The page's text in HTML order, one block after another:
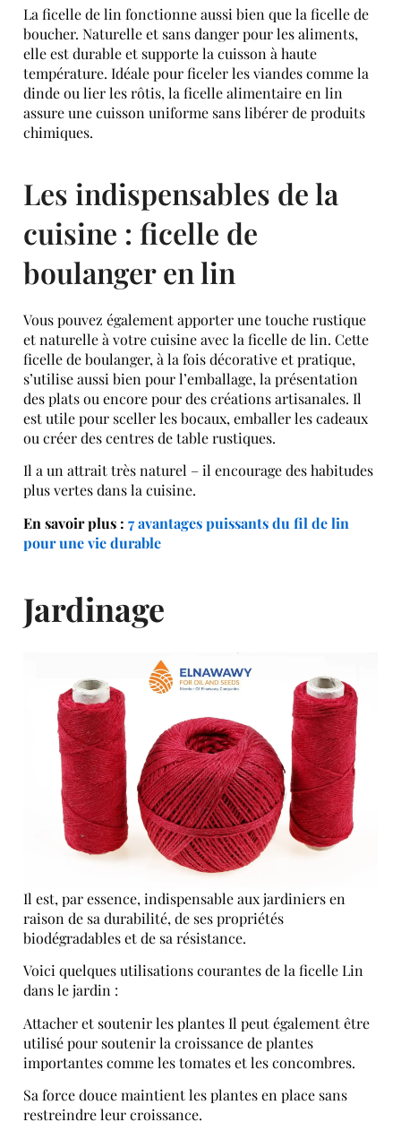
La ficelle de lin fonctionne aussi bien que la ficelle de
boucher. Naturelle et sans danger pour les aliments,
elle est durable et supporte la cuisson à haute
température. Idéale pour ficeler les viandes comme la
dinde ou lier les rôtis, la ficelle alimentaire en lin
assure une cuisson uniforme sans libérer de produits
chimiques.
Les indispensables de la
cuisine : ficelle de
boulanger en lin
Vous pouvez également apporter une touche rustique
et naturelle à votre cuisine avec la ficelle de lin. Cette
ficelle de boulanger, à la fois décorative et pratique,
s’utilise aussi bien pour l’emballage, la présentation
des plats ou encore pour des créations artisanales. Il
est utile pour sceller les bocaux, emballer les cadeaux
ou créer des centres de table rustiques.
Il a un attrait très naturel – il encourage des habitudes
plus vertes dans la cuisine.
En savoir plus : 7 avantages puissants du fil de lin
pour une vie durable
Jardinage
Il est, par essence, indispensable aux jardiniers en
raison de sa durabilité, de ses propriétés
biodégradables et de sa résistance.
Voici quelques utilisations courantes de la ficelle Lin
dans le jardin :
Attacher et soutenir les plantes Il peut également être
utilisé pour soutenir la croissance de plantes
importantes comme les tomates et les concombres.
Sa force douce maintient les plantes en place sans
restreindre leur croissance.